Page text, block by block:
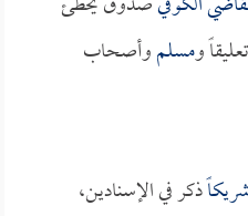
تعليقاً ومسلموأصحاب
ذكر في الإسنادين،